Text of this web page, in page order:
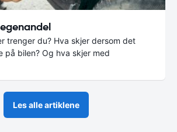
trenger du? Hva skjer dersom det
på bilen? Og hva skjer med
Les alle artiklene